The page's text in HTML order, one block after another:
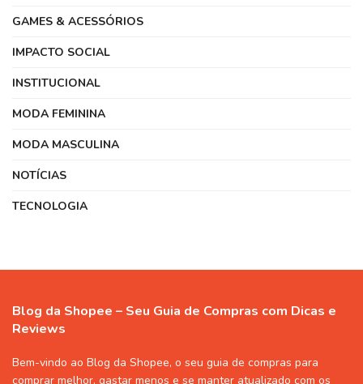
GAMES & ACESSÓRIOS
IMPACTO SOCIAL
INSTITUCIONAL
MODA FEMININA
MODA MASCULINA
NOTÍCIAS
TECNOLOGIA
Blog da Shopee – Seu Guia de Compras com Dicas e
Reviews
Bem-vindo ao Blog da Shopee, o seu guia de compras para
comprar melhor, gastar menos e se manter atualizado com os